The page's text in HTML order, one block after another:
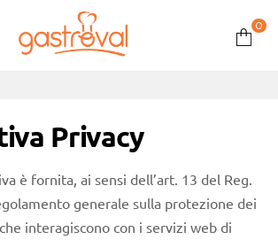
0
Privacy
è fornita, ai sensi dell’art. 13 del Reg.
generale sulla protezione dei
interagiscono con i servizi web di